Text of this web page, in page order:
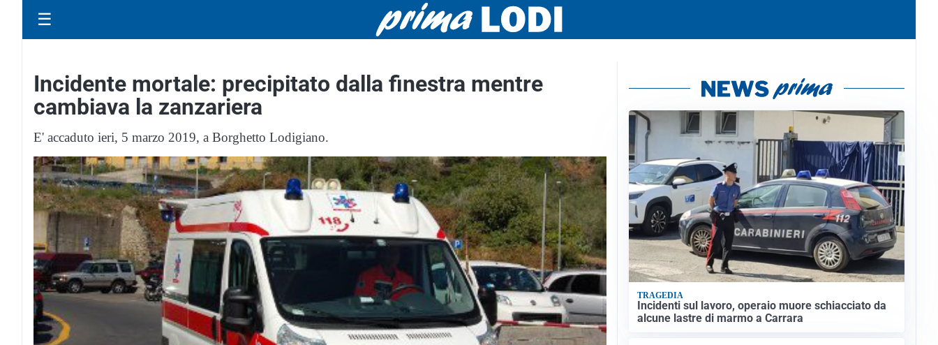
☰
Incidente mortale: precipitato dalla finestra mentre
cambiava la zanzariera
E' accaduto ieri, 5 marzo 2019, a Borghetto Lodigiano.
TRAGEDIA
Incidenti sul lavoro, operaio muore schiacciato da
alcune lastre di marmo a Carrara